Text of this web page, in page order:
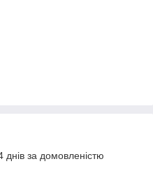
за домовленістю